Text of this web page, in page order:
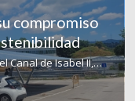
compromiso
Canal de Isabel II,…